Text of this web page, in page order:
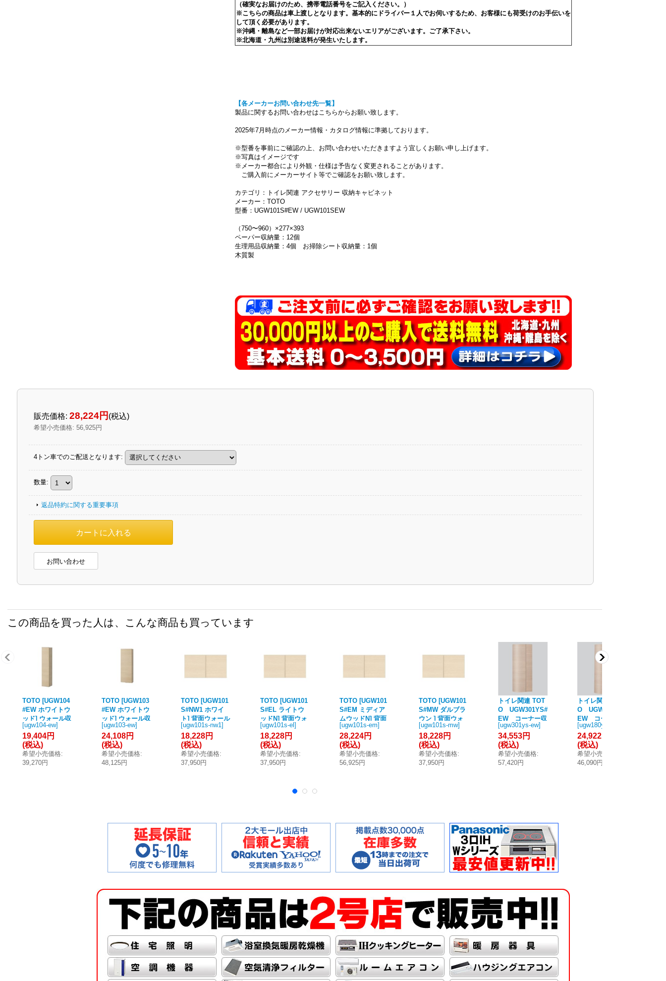
（確実なお届けのため、携帯電話番号をご記入ください。）
※こちらの商品は車上渡しとなります。基本的にドライバー１人でお伺いするため、お客様にも荷受けのお手伝いを
して頂く必要があります。
※沖縄・離島など一部お届けが対応出来ないエリアがございます。ご了承下さい。
※北海道・九州は別途送料が発生いたします。
【各メーカーお問い合わせ先一覧】
製品に関するお問い合わせはこちらからお願い致します。
2025年7月時点のメーカー情報・カタログ情報に準拠しております。
※型番を事前にご確認の上、お問い合わせいただきますよう宜しくお願い申し上げます。
※写真はイメージです
※メーカー都合により外観・仕様は予告なく変更されることがあります。
ご購入前にメーカーサイト等でご確認をお願い致します。
カテゴリ：トイレ関連 アクセサリー 収納キャビネット
メーカー：TOTO
型番：UGW101S#EW / UGW101SEW
（750〜960）×277×393
ペーパー収納量：12個
生理用品収納量：4個 お掃除シート収納量：1個
木質製
販売価格: 28,224円 (税込)
希望小売価格: 56,925円
4トン車でのご配送となります:
数量:
返品特約に関する重要事項
お問い合わせ
この商品を買った人は、こんな商品も買っています
TOTO [UGW104
#EW ホワイトウ
ッド] ウォール収
納キャビネット
(露出) 受注生産
品 §
[ugw104-ew]
19,404円
(税込)
希望小売価格:
39,270円
TOTO [UGW103
#EW ホワイトウ
ッド] ウォール収
納キャビネット
(埋込) 受注生産
品 §♪
[ugw103-ew]
24,108円
(税込)
希望小売価格:
48,125円
TOTO [UGW101
S#NW1 ホワイ
ト] 背面ウォール
収納キャビネッ
ト ♪
[ugw101s-nw1]
18,228円
(税込)
希望小売価格:
37,950円
TOTO [UGW101
S#EL ライトウ
ッドN] 背面ウォ
ール収納キャビ
ネット ♪
[ugw101s-el ]
18,228円
(税込)
希望小売価格:
37,950円
TOTO [UGW101
S#EM ミディア
ムウッドN] 背面
ウォール収納キ
ャビネット 受注
生産品 §♪
[ugw101s-em]
28,224円
(税込)
希望小売価格:
56,925円
TOTO [UGW101
S#MW ダルブラ
ウン ] 背面ウォ
ール収納キャビ
ネット ♪
[ugw101s-mw]
18,228円
(税込)
希望小売価格:
37,950円
トイレ関連 TOT
O UGW301YS#
EW コーナー収
納キャビネット
ワイド(露出) ホ
ワイトウッド 受
注生産品 [♪■§]
[ugw301ys-ew]
34,553円
(税込)
希望小売価格:
57,420円
トイレ関連 TOT
O UGW180YS#
EW コーナー収
納キャビネット
スリム(露出) ホ
ワイトウッド 受
注生産品 [■§]
[ugw180ys-ew
24,922円
(税込)
希望小売価格
46,090円